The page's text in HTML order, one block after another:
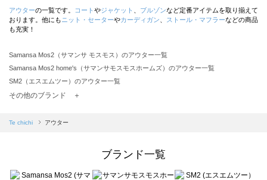
アウターの一覧です。 コート やジャケット ブルゾンなど定番アイテムを取り揃えて
おります。他にも ニット・セーターやカーディガン ストール・マフラーなどの商品
も充実！
Samansa Mos2（サマンサ モスモス）のアウター一覧
Samansa Mos2 home's（サマンサモスモスホームズ）のアウター一覧
SM2（エスエムツー）のアウター一覧
TSUHARU by Samansa Mos2（ツハルバイサマンサモスモス）のアウター一覧
Samansa Mos2 blue（サマンサモスモス ブルー）のアウター一覧
sō4ū（ソウフォーユー）のアウター一覧
Te chichi（テチチ）のアウター一覧
その他のブランド ＋
Te chichi アウター
ブランド一覧